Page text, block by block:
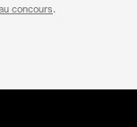
concours.